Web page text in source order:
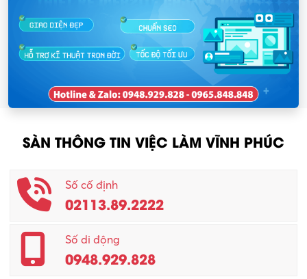
SÀN THÔNG TIN VIỆC LÀM VĨNH PHÚC
Số cố định
02113.89.2222
Số di động
0948.929.828